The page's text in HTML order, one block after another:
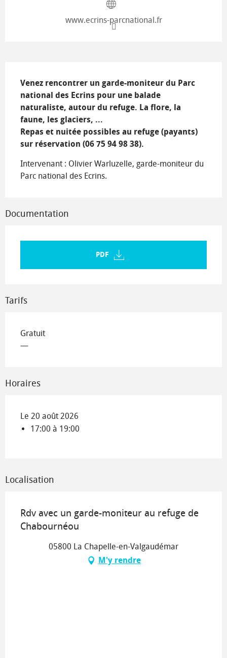
www.ecrins-parcnational.fr
Venez rencontrer un garde-moniteur du Parc
national des Ecrins pour une balade
naturaliste, autour du refuge. La flore, la
faune, les glaciers, ...
Repas et nuitée possibles au refuge (payants)
sur réservation (06 75 94 98 38).
Intervenant : Olivier Warluzelle, garde-moniteur du
Parc national des Ecrins.
Documentation
PDF
Tarifs
Gratuit
—
Horaires
Le 20 août 2026
17:00 à 19:00
Localisation
Rdv avec un garde-moniteur au refuge de
Chabournéou
05800 La Chapelle-en-Valgaudémar
M'y rendre